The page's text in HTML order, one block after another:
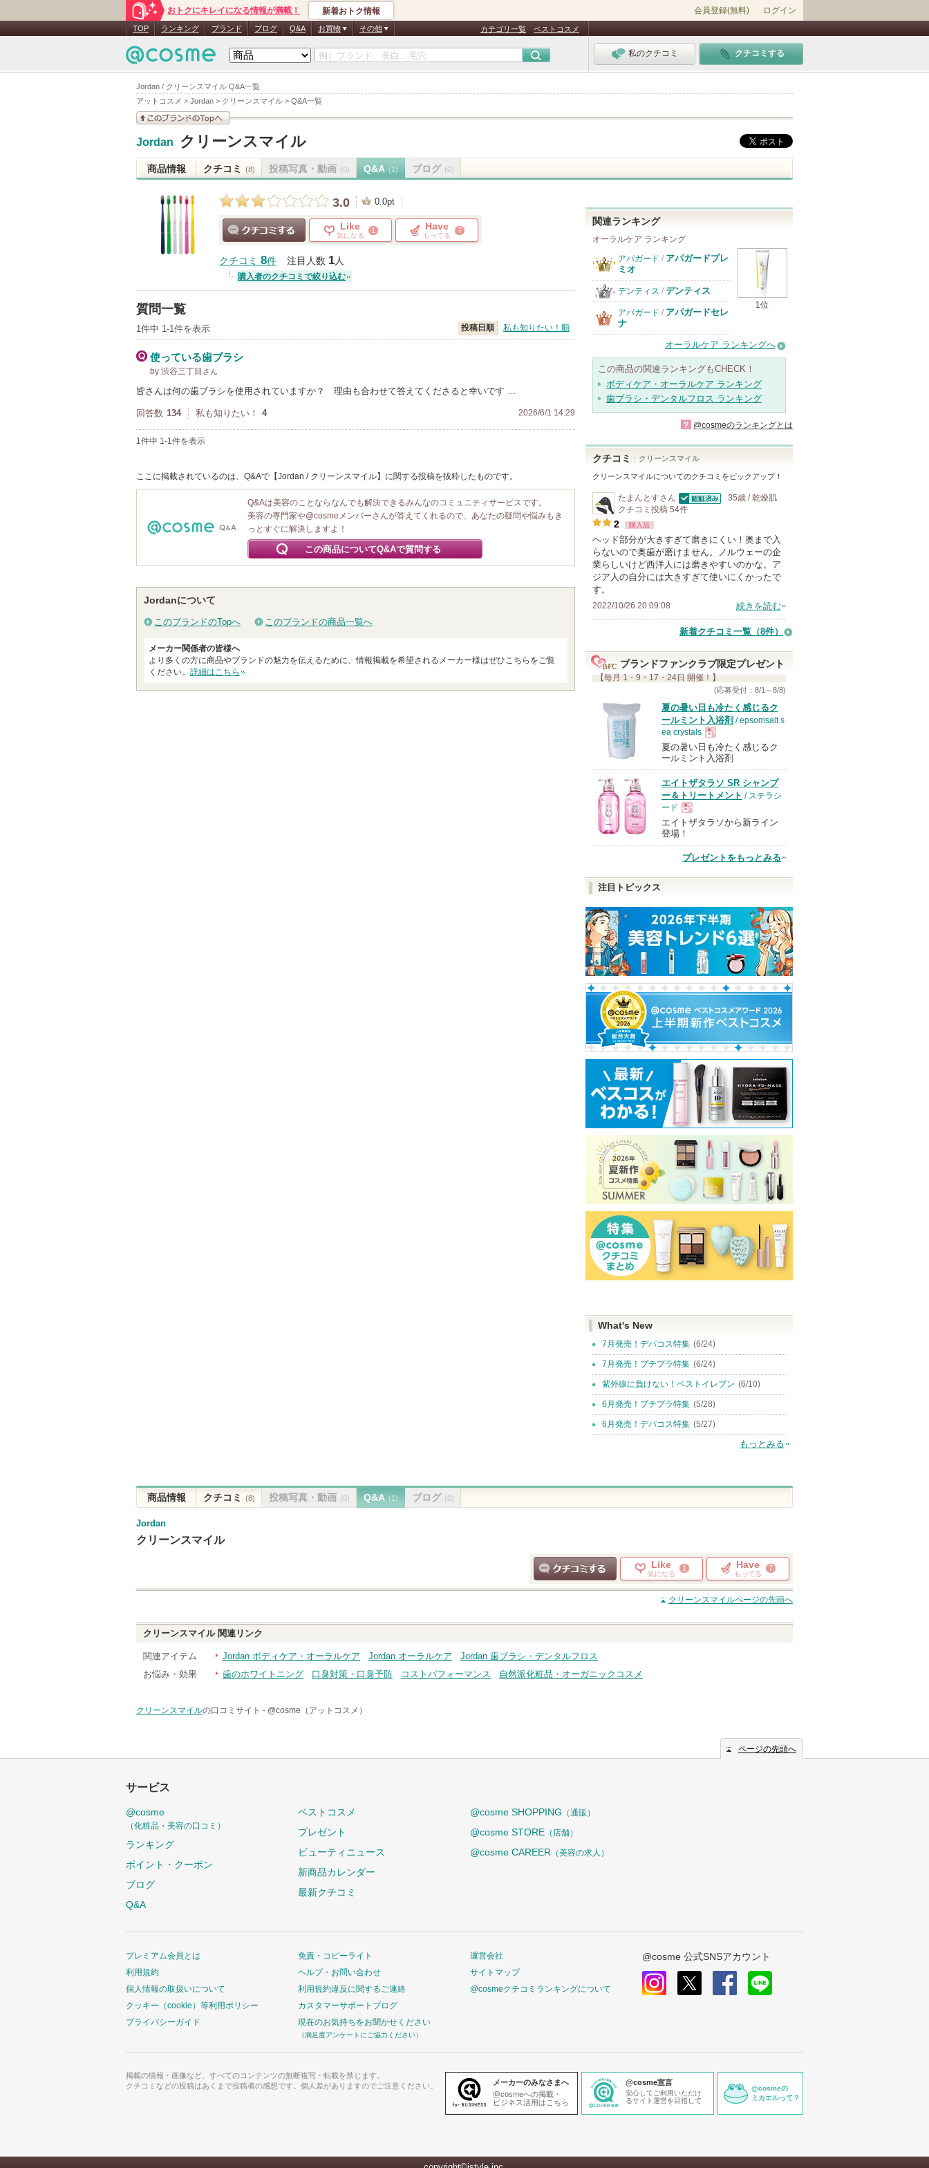
Jordan / クリーンスマイル Q&A一覧
アットコスメ > Jordan > クリーンスマイル > Q&A一覧
おトクにキレイになる情報が満載！ 新着おトク情報 会員登録(無料) ログイン
TOP ランキング ブランド ブログ Q&A お買物 その他 カテゴリ一覧 ベストコスメ
私のクチコミ クチコミする
このブランドの情報を
Jordan クリーンスマイル
商品情報 クチコミ (8) 投稿写真・動画 (0) Q&A (1) ブログ (0)
3.0 0.0pt
Like
気になる
1 Have
もってる
7
クチコミ 8件 注目人数 1人
購入者のクチコミで絞り込む
質問一覧
1件中 1-1件を表示 投稿日順 私も知りたい！順
使っている歯ブラシ
by 渋谷三丁目 さん
皆さんは何の歯ブラシを使用されていますか？ 理由も合わせて答えてくださると幸いです …
回答数 134 私も知りたい！ 4 2026/6/1 14:29
1件中 1-1件を表示
ここに掲載されているのは、Q&Aで【Jordan / クリーンスマイル】に関する投稿を抜粋したものです。
Q&Aは美容のことならなんでも解決できるみんなのコミュニティサービスです。
美容の専門家や@cosmeメンバーさんが答えてくれるので、あなたの疑問や悩みもき
っとすぐに解決しますよ！
この商品についてQ&Aで質問する
Jordanについて
このブランドのTopへ このブランドの商品一覧へ
メーカー関係者の皆様へ
より多くの方に商品やブランドの魅力を伝えるために、情報掲載を希望されるメーカー様はぜひこちらをご覧
ください。 詳細はこちら
関連ランキング
オーラルケア ランキング
1位
アパガード / アパガードプレ
ミオ
デンティス / デンティス
アパガード / アパガードセレ
ナ
オーラルケア ランキングへ
この商品の関連ランキングもCHECK！
ボディケア・オーラルケア ランキング
歯ブラシ・デンタルフロス ランキング
? @cosmeのランキングとは
クチコミ クリーンスマイル
クリーンスマイルについてのクチコミをピックアップ！
たまんとすさん
認証済
35歳 / 乾燥肌
クチコミ投稿 54件
2 購入品
ヘッド部分が大きすぎて磨きにくい！奥まで入
らないので奥歯が磨けません。ノルウェーの企
業らしいけど西洋人には磨きやすいのかな。ア
ジア人の自分には大きすぎて使いにくかったで
す。
2022/10/26 20:09:08 続きを読む
新着クチコミ一覧 （8件）
ブランドファンクラブ限定プレゼント
【毎月 1・9・17・24日 開催！】
(応募受付：8/1～8/8)
夏の暑い日も冷たく感じるク
ールミント入浴剤 / epsomsalt s
ea crystals
現
品
夏の暑い日も冷たく感じるク
ールミント入浴剤
エイトザタラソ SR シャンプ
ー＆トリートメント / ステラシ
ード
現
品
エイトザタラソから新ライン
登場！
プレゼントをもっとみる
注目トピックス
What's New
7月発売！デパコス特集 (6/24)
7月発売！プチプラ特集 (6/24)
紫外線に負けない！ベストイレブン (6/10)
6月発売！プチプラ特集 (5/28)
6月発売！デパコス特集 (5/27)
もっとみる
商品情報 クチコミ (8) 投稿写真・動画 (0) Q&A (1) ブログ (0)
Jordan
クリーンスマイル
クチコミする
Like
気になる
1 Have
もってる
7
クリーンスマイルページの先頭へ
クリーンスマイル関連リンク
関連アイテム Jordan ボディケア・オーラルケア Jordan オーラルケア
Jordan 歯ブラシ・デンタルフロス
お悩み・効果
歯のホワイトニング 口臭対策・口臭予防 コストパフォーマンス 自然派化粧品・オーガニックコスメ
クリーンスマイルの口コミサイト - @cosme（アットコスメ）
ページの先頭へ
サービス
@cosme
（化粧品・美容の口コミ）
ランキング
ポイント・クーポン
ブログ
Q&A
ベストコスメ
プレゼント
ビューティニュース
新商品カレンダー
最新クチコミ
@cosme SHOPPING （通販）
@cosme STORE （店舗）
@cosme CAREER （美容の求人）
プレミアム会員とは
利用規約
個人情報の取扱いについて
クッキー（cookie）等利用ポリシー
プライバシーガイド
免責・コピーライト
ヘルプ・お問い合わせ
利用規約違反に関するご連絡
カスタマーサポートブログ
現在のお気持ちをお聞かせください
（満足度アンケートにご協力ください）
運営会社
サイトマップ
@cosmeクチコミランキングについて
@cosme 公式SNSアカウント
掲載の情報・画像など、すべてのコンテンツの無断複写・転載を禁じます。
クチコミなどの投稿はあくまで投稿者の感想です。個人差がありますのでご注意ください。
メーカーのみなさまへ
@cosmeへの掲載・
ビジネス活用はこちら
@cosme宣言
安心してご利用いただけ
るサイト運営を目指して
@cosmeの
ミカエルって？